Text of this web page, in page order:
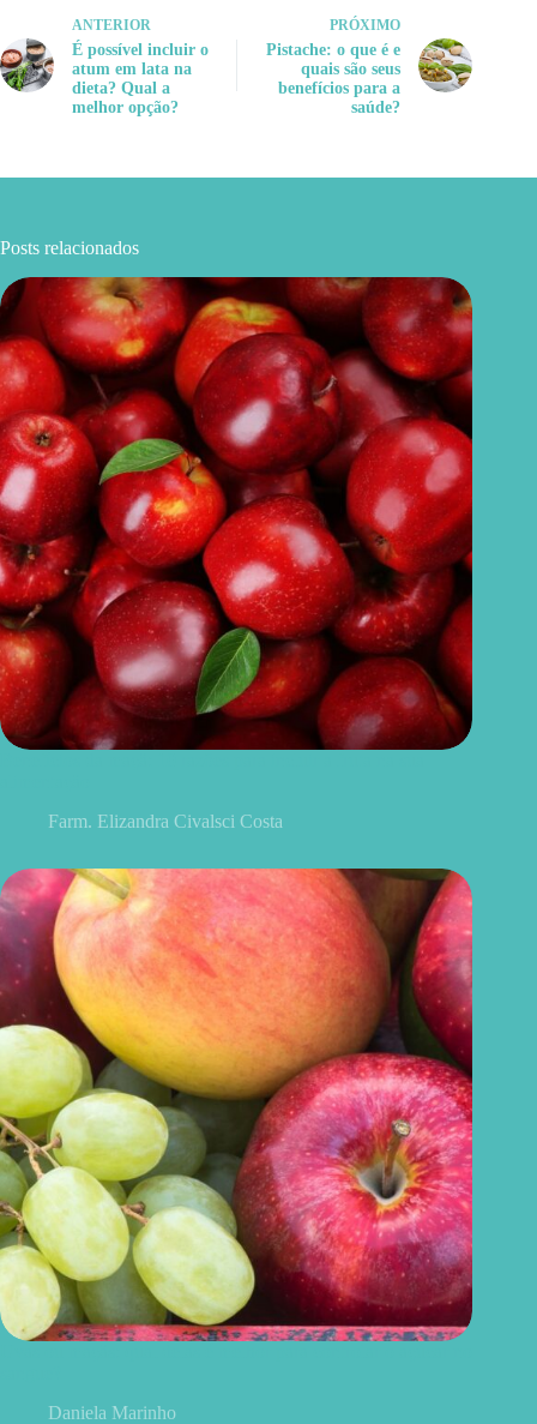
ANTERIOR
É possível incluir o
atum em lata na
dieta? Qual a
melhor opção?
PRÓXIMO
Pistache: o que é e
quais são seus
benefícios para a
saúde?
Posts relacionados
Farm. Elizandra Civalsci Costa
Daniela Marinho